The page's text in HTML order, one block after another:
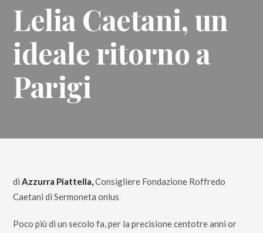
Lelia Caetani, un
ideale ritorno a
Parigi
diAzzurra Piattella,Consigliere Fondazione Roffredo
Caetani di Sermoneta onlus
Poco più di un secolo fa, per la precisione centotre anni or